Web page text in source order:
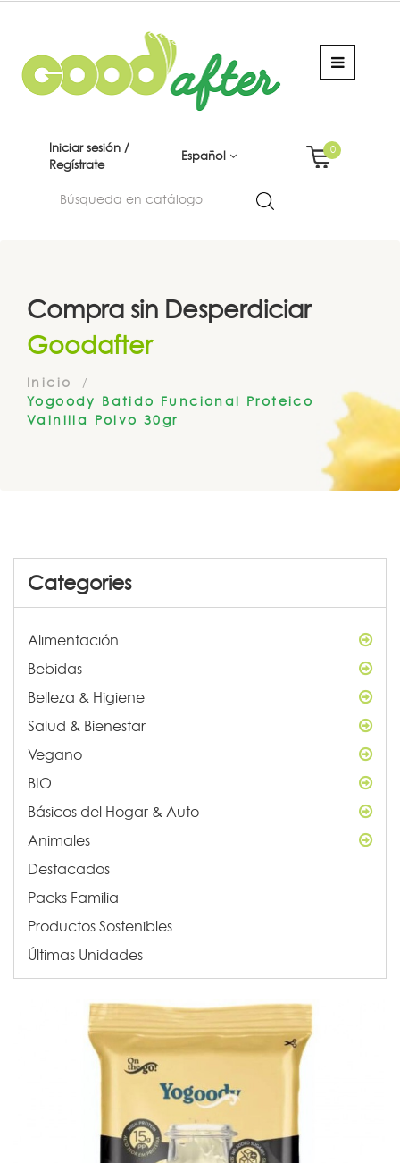
Iniciar sesión /
Regístrate
Español
0
Compra sin Desperdiciar
Goodafter
Inicio
Yogoody Batido Funcional Proteico
Vainilla Polvo 30gr
Categories
Alimentación
Bebidas
Belleza & Higiene
Salud & Bienestar
Vegano
BIO
Básicos del Hogar & Auto
Animales
Destacados
Packs Familia
Productos Sostenibles
Últimas Unidades